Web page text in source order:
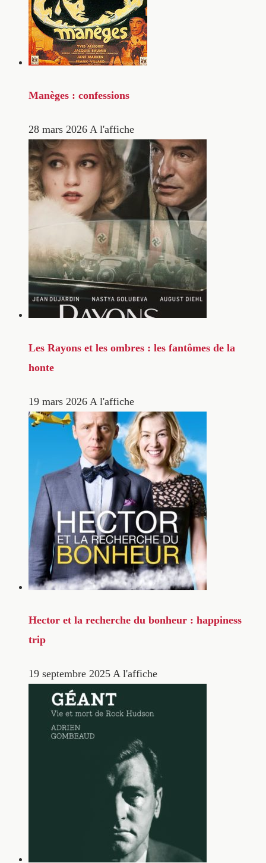
Manèges : confessions
28 mars 2026 A l'affiche
Les Rayons et les ombres : les fantômes de la
honte
19 mars 2026 A l'affiche
Hector et la recherche du bonheur : happiness
trip
19 septembre 2025 A l'affiche